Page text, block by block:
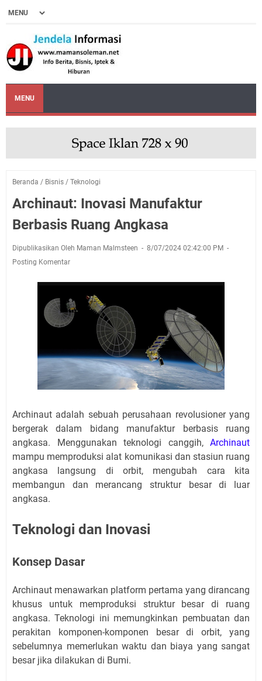
MENU
Beranda / Bisnis / Teknologi
Archinaut: Inovasi Manufaktur
Berbasis Ruang Angkasa
Dipublikasikan Oleh Maman Malmsteen
8/07/2024 02:42:00 PM
Posting Komentar
Archinaut adalah sebuah perusahaan revolusioner yang
bergerak dalam bidang manufaktur berbasis ruang
angkasa. Menggunakan teknologi canggih, Archinaut
mampu memproduksi alat komunikasi dan stasiun ruang
angkasa langsung di orbit, mengubah cara kita
membangun dan merancang struktur besar di luar
angkasa.
Teknologi dan Inovasi
Konsep Dasar
Archinaut menawarkan platform pertama yang dirancang
khusus untuk memproduksi struktur besar di ruang
angkasa. Teknologi ini memungkinkan pembuatan dan
perakitan komponen-komponen besar di orbit, yang
sebelumnya memerlukan waktu dan biaya yang sangat
besar jika dilakukan di Bumi.